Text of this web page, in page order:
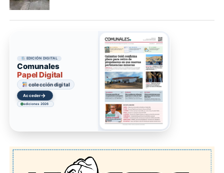
EDICIÓN DIGITAL
Comunales
Papel Digital
colección digital
Ir→
ediciones 2026